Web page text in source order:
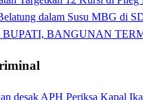
dalam Susu MBG di
BUPATI, BANGUNAN
desak APH Periksa Kapal